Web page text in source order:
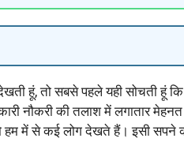
हूं, तो सबसे पहले यही सोचती
नौकरी की तलाश में लगातार
हम में से कई लोग देखते हैं। इसी सपने